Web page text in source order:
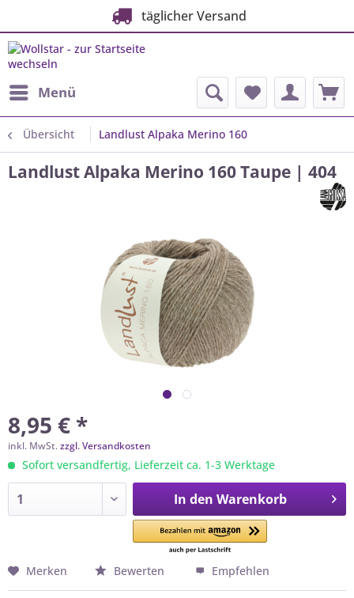
täglicher Versand
Menü
Übersicht Landlust Alpaka Merino 160
Landlust Alpaka Merino 160 Taupe | 404
8,95 € *
inkl. MwSt.zzgl. Versandkosten
Sofort versandfertig, Lieferzeit ca. 1-3 Werktage
In den Warenkorb
Merken Bewerten Empfehlen